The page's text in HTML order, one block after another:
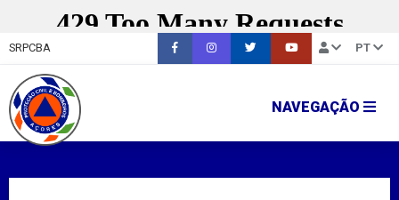
SRPCBA PT
NAVEGAÇÃO